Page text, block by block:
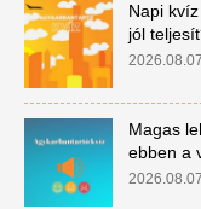
Napi
jól
2026.08.07
Magas
ebben a
2026.08.07